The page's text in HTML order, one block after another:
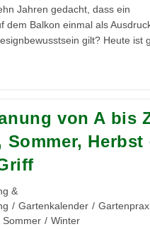
Jahren gedacht, dass ein
dem Balkon einmal als
gilt? Heute ist
von A bis
Herbst
&
/ Gartenkalender /
Sommer / Winter